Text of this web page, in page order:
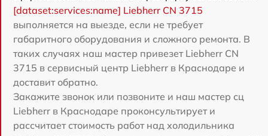
[dataset:services:name] Liebherr CN 3715
выполняется на выезде, если не требует
габаритного оборудования и сложного ремонта. В
таких случаях наш мастер привезет Liebherr CN
3715 в сервисный центр Liebherr в Краснодаре и
доставит обратно.
Закажите звонок или позвоните и наш мастер сц
Liebherr в Краснодаре проконсультирует и
рассчитает стоимость работ над холодильника